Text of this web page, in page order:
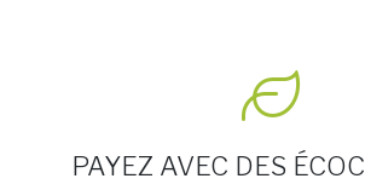
PAYEZ AVEC DES